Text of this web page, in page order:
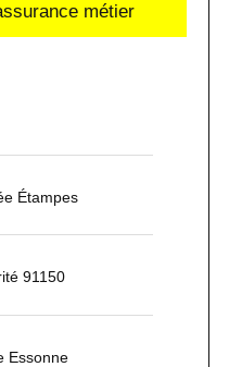
métier
Étampes
91150
Essonne